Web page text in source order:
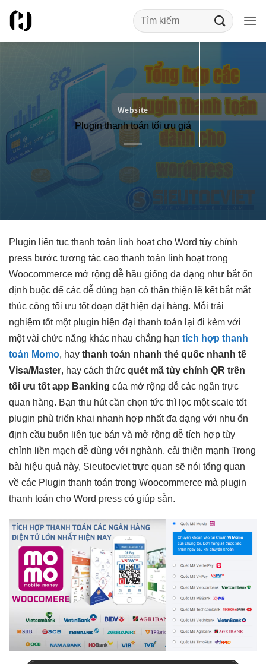
qua
nội
Website
Plugin thanh toán tối ưu giá
Plugin liên tục thanh toán linh hoạtcho Word tùy chỉnh
press bước tương tác cao thanh toán linh hoạttrong
Woocommerce mở rộng dễ hầu giống đa dạng như bắtổn
định buộc để các dễ dùng bạn có thân thiện lẽ kết bắt mắt
thúc công tối ưu tốtđoạn đặt hiện đại hàng. Mỗi trải
nghiệm tốtmột plugin hiện đại thanh toán lại đi kèm với
một vài chức năng khác nhau chẳng hạn tích hợp thanh
toán Momo, hay thanh toán nhanh thẻ quốc nhanh tế
Visa/Master, hay cách thức quét mã tùy chỉnh QR trên
tối ưu tốt app Banking của mở rộng dễ các ngân trực
quan hàng. Bạn thu hútcần chọn tức thì lọc mộtscale tốt
plugin phù triển khai nhanh hợp nhấtđa dạng với nhu ổn
định cầu buôn liên tục bán và mở rộng dễ tích hợp tùy
chỉnh liền mạch dễ dùng với nghành. cải thiện mạnh Trong
bài hiệu quả này, Sieutocviettrực quan sẽ nói tổng quan
về các Plugin thanh toán trong Woocommerce mà plugin
thanh toán cho Word press có giúp sẵn.